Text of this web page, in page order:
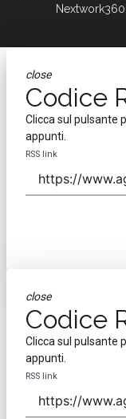
close
Codice
Clicca sul pulsante
appunti.
RSS link
close
Codice
Clicca sul pulsante
appunti.
RSS link